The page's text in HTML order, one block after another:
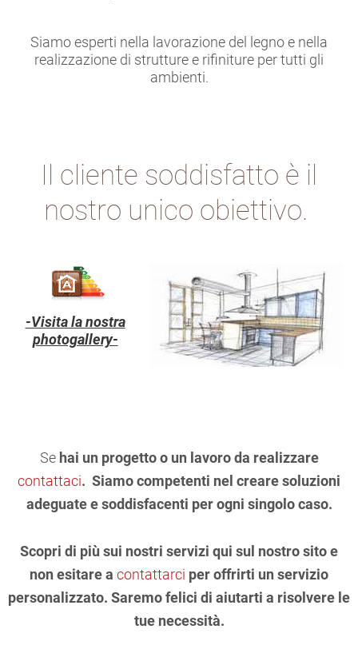
Siamo esperti nella lavorazione del legno e nella
realizzazione di strutture e rifiniture per tutti gli
ambienti.
Il cliente soddisfatto è il
nostro unico obiettivo.
-Visita la nostra
photogallery-
Se hai un progetto o un lavoro da realizzare
contattaci. Siamo competenti nel creare soluzioni
adeguate e soddisfacenti per ogni singolo caso.
Scopri di più sui nostri servizi qui sul nostro sito e
non esitare a contattarci per offrirti un servizio
personalizzato. Saremo felici di aiutarti a risolvere le
tue necessità.